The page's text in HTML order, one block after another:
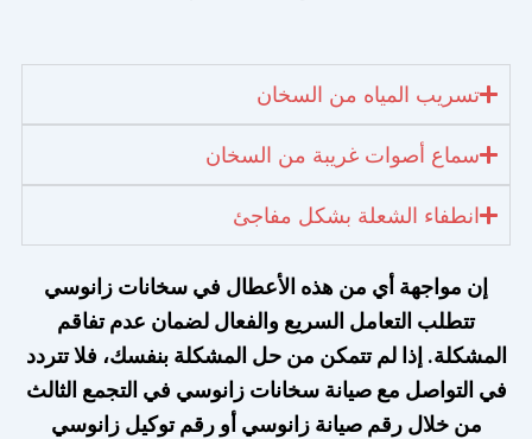
تسريب المياه من السخان
سماع أصوات غريبة من السخان
انطفاء الشعلة بشكل مفاجئ
إن مواجهة أي من هذه الأعطال في سخانات زانوسي
تتطلب التعامل السريع والفعال لضمان عدم تفاقم
المشكلة. إذا لم تتمكن من حل المشكلة بنفسك، فلا تتردد
في التواصل مع صيانة سخانات زانوسي في التجمع الثالث
من خلال رقم صيانة زانوسي أو رقم توكيل زانوسي